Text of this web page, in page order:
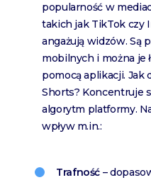
popularność w
takich jak TikTok czy
angażują widzów. Są
mobilnych i można je
pomocą aplikacji. Jak
Shorts? Koncentruje
algorytm platformy.
wpływ m.in.:
Trafność –